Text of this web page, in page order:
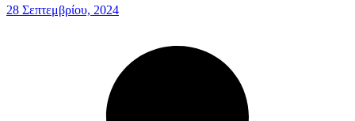
28 Σεπτεμβρίου, 2024